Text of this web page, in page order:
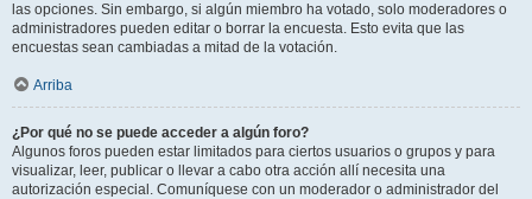
las opciones. Sin embargo, si algún miembro ha votado, solo moderadores o
administradores pueden editar o borrar la encuesta. Esto evita que las
encuestas sean cambiadas a mitad de la votación.
Arriba
¿Por qué no se puede acceder a algún foro?
Algunos foros pueden estar limitados para ciertos usuarios o grupos y para
visualizar, leer, publicar o llevar a cabo otra acción allí necesita una
autorización especial. Comuníquese con un moderador o administrador del